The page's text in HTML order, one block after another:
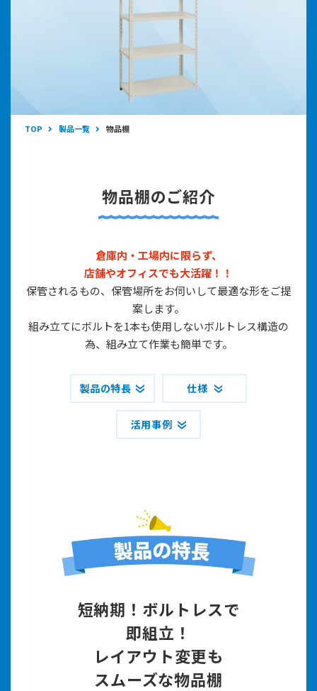
TOP 製品一覧 物品棚
物品棚のご紹介
倉庫内・工場内に限らず、
店舗やオフィスでも大活躍！！
保管されるもの、保管場所をお伺いして最適な形をご提
案します。
組み立てにボルトを1本も使用しないボルトレス構造の
為、組み立て作業も簡単です。
製品の特長 仕様
活用事例
短納期！ボルトレスで
即組立！
レイアウト変更も
スムーズな物品棚